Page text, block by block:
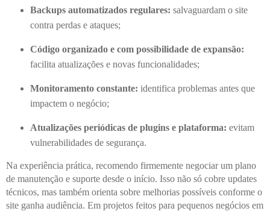
Backups automatizados regulares: salvaguardam o site
contra perdas e ataques;
Código organizado e com possibilidade de expansão:
facilita atualizações e novas funcionalidades;
Monitoramento constante: identifica problemas antes que
impactem o negócio;
Atualizações periódicas de plugins e plataforma: evitam
vulnerabilidades de segurança.
Na experiência prática, recomendo firmemente negociar um plano
de manutenção e suporte desde o início. Isso não só cobre updates
técnicos, mas também orienta sobre melhorias possíveis conforme o
site ganha audiência. Em projetos feitos para pequenos negócios em